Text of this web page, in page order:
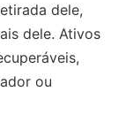
dele,
dele. Ativos
ou